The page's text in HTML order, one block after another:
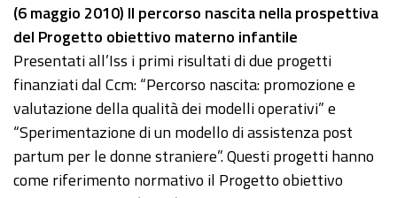
(6 maggio 2010) Il percorso nascita nella prospettiva
del Progetto obiettivo materno infantile
Presentati all’Iss i primi risultati di due progetti
finanziati dal Ccm: “Percorso nascita: promozione e
valutazione della qualità dei modelli operativi” e
“Sperimentazione di un modello di assistenza post
partum per le donne straniere”. Questi progetti hanno
come riferimento normativo il Progetto obiettivo